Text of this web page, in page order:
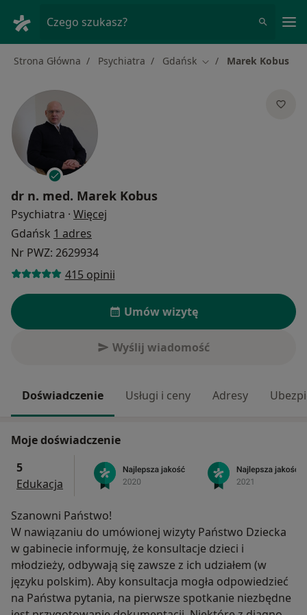
Czego szukasz?
Strona Główna Psychiatra Gdańsk Zmień miasto
Marek Kobus
dr n. med. Marek Kobus
Psychiatra · Więcej
Gdańsk 1 adres
Nr PWZ: 2629934
415 opinii
Umów wizytę
Wyślij wiadomość
Doświadczenie Usługi i ceny Adresy
Moje doświadczenie
5
Edukacja
Szanowni Państwo!
W nawiązaniu do umówionej wizyty Państwo Dziecka
w gabinecie informuję, że konsultacje dzieci i
młodzieży, odbywają się zawsze z ich udziałem (w
języku polskim). Aby konsultacja mogła odpowiedzieć
na Państwa pytania, na pierwsze spotkanie niezbędne